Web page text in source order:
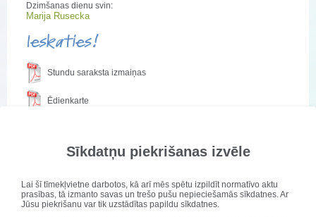
Sīkdatņu piekrišanas izvēle
Lai šī tīmekļvietne darbotos, kā arī mēs spētu izpildīt normatīvo aktu
prasības, tā izmanto savas un trešo pušu nepieciešamās sīkdatnes. Ar
Jūsu piekrišanu var tik uzstādītas papildu sīkdatnes.
Dzimšanas dienu svin:
Marija Rusecka
Ieskaties!
Stundu saraksta izmaiņas
Ēdienkarte
Skolas padome 2024./2025.